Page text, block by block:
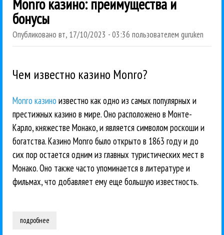
Monro казино: преимущества и
бонусы
Опубликовано вт, 17/10/2023 - 03:36 пользователем guruken
Чем известно казино Monro?
Monro казино известно как одно из самых популярных и
престижных казино в мире. Оно расположено в Монте-
Карло, княжестве Монако, и является символом роскоши и
богатства. Казино Monro было открыто в 1863 году и до
сих пор остается одним из главных туристических мест в
Монако. Оно также часто упоминается в литературе и
фильмах, что добавляет ему еще большую известность.
подробнее